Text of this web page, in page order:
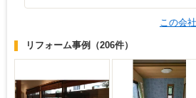
この会
リフォーム事例 （206件）